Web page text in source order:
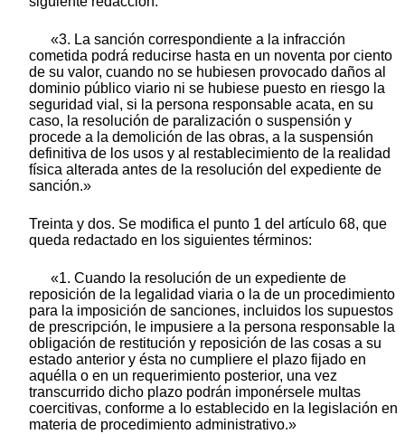
«3. La sanción correspondiente a la infracción
cometida podrá reducirse hasta en un noventa por ciento
de su valor, cuando no se hubiesen provocado daños al
dominio público viario ni se hubiese puesto en riesgo la
seguridad vial, si la persona responsable acata, en su
caso, la resolución de paralización o suspensión y
procede a la demolición de las obras, a la suspensión
definitiva de los usos y al restablecimiento de la realidad
física alterada antes de la resolución del expediente de
sanción.»
Treinta y dos. Se modifica el punto 1 del artículo 68, que
queda redactado en los siguientes términos:
«1. Cuando la resolución de un expediente de
reposición de la legalidad viaria o la de un procedimiento
para la imposición de sanciones, incluidos los supuestos
de prescripción, le impusiere a la persona responsable la
obligación de restitución y reposición de las cosas a su
estado anterior y ésta no cumpliere el plazo fijado en
aquélla o en un requerimiento posterior, una vez
transcurrido dicho plazo podrán imponérsele multas
coercitivas, conforme a lo establecido en la legislación en
materia de procedimiento administrativo.»